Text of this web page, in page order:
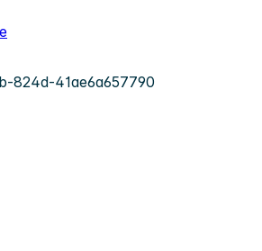
824d-41ae6a657790